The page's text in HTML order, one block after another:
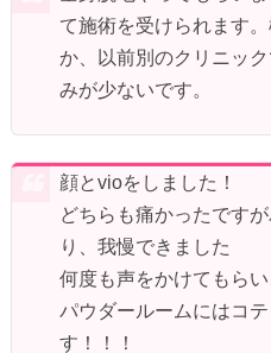
て施術を受けられます
か、以前別のクリニッ
みが少ないです。
顔とvioをしました！
どちらも痛かったです
り、我慢できました
何度も声をかけてもら
パウダールームにはコ
す！！！